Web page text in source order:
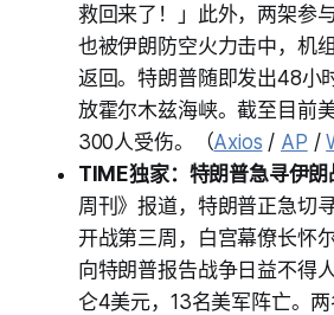
救回来了！」此外，两架参
也被伊朗防空火力击中，机
返回。特朗普随即发出48小
放霍尔木兹海峡。截至目前
300人受伤。（Axios / AP /
TIME独家：特朗普急寻伊朗
周刊》报道，特朗普正急切
开战第三周，白宫幕僚长怀
向特朗普报告战争日益不得
仑4美元，13名美军阵亡。